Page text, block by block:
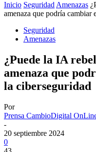
Inicio Seguridad Amenazas
amenaza que podría cambiar
Seguridad
Amenazas
¿Puede la IA
amenaza que
la ciberseguridad
Por
Prensa CambioDigital
-
20 septiembre 2024
0